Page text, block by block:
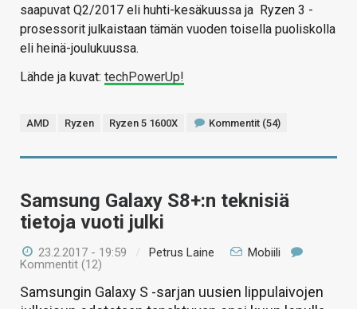
saapuvat Q2/2017 eli huhti-kesäkuussa ja Ryzen 3 -
prosessorit julkaistaan tämän vuoden toisella puoliskolla
eli heinä-joulukuussa.
Lähde ja kuvat: techPowerUp!
AMD Ryzen Ryzen 5 1600X Kommentit (54)
Samsung Galaxy S8+:n teknisiä
tietoja vuoti julki
23.2.2017 - 19:59 / Petrus Laine
Mobiili
Kommentit (12)
Samsungin Galaxy S -sarjan uusien lippulaivojen